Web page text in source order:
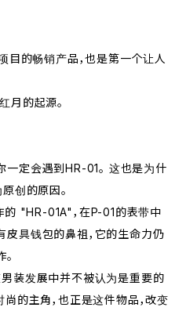
的畅销产品，也是第一个让人
月的起源。
一定会遇到HR-01。 这也是为什
创的原因。
"HR-01A"，在P-01的表带中
皮具钱包的鼻祖，它的生命力仍
男装发展中并不被认为是重要的
的主角，也正是这件物品，改变